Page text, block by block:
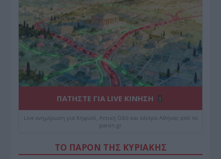
ΠΑΤΗΣΤΕ ΓΙΑ LIVE ΚΙΝΗΣΗ
Live ενημέρωση για Κηφισό, Αττική Οδό και κέντρο Αθήνας από το
paron.gr
ΤΟ ΠΑΡΟΝ ΤΗΣ ΚΥΡΙΑΚΗΣ